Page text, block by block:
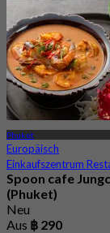
Phuket
Europäisch
Einkaufszentrum
Spoon cafe
(Phuket)
Neu
Aus ฿ 290